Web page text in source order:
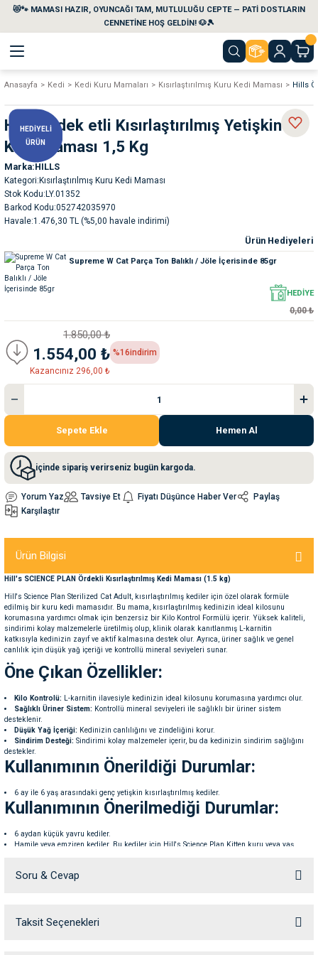
😻🐾 MAMASI HAZIR, OYUNCAĞI TAM, MUTLULUĞU CEPTE — PATİ DOSTLARIN
CENNETİNE HOŞ GELDİN! 🐶🎾
Geri Dön
Temizlik
Kapları
Geri Dön
Temizlik Ürünleri
Su Kabları
Kemikleri
Seyahat Ürünleri
Ek Besinleri
Geri Dön
Geri Dön
Geri Dön
Geri Dön
Anasayfa Kedi Kedi Kuru Mamaları Kısırlaştırılmış Kuru Kedi Maması Hills
HEDİYELİ
ÜRÜN
Hills Ördek etli Kısırlaştırılmış Yetişkin
Kedi Maması 1,5 Kg
Marka HILLS
Kategori Kısırlaştırılmış Kuru Kedi Maması
Stok Kodu LY.01352
Barkod Kodu 052742035970
Havale 1.476,30 TL (%5,00 havale indirimi)
Ürün Hediyeleri
Supreme W Cat Parça Ton Balıklı / Jöle İçerisinde 85gr
HEDİYE
0,00 ₺
1.850,00 ₺
1.554,00 ₺
Kazancınız 296,00 ₺
%16indirim
Sepete Ekle Hemen Al
içinde sipariş verirseniz bugün kargoda.
Yorum Yaz Tavsiye Et Fiyatı Düşünce Haber Ver
Paylaş
Karşılaştır
Ürün Bilgisi
Hill's SCIENCE PLAN Ördekli Kısırlaştırılmış Kedi Maması (1.5 kg)
Hill's Science Plan Sterilized Cat Adult, kısırlaştırılmış kediler için özel olarak formüle
edilmiş bir kuru kedi mamasıdır. Bu mama, kısırlaştırılmış kedinizin ideal kilosunu
korumasına yardımcı olmak için benzersiz bir Kilo Kontrol Formülü içerir. Yüksek kaliteli,
sindirimi kolay malzemelerle üretilmiş olup, klinik olarak kanıtlanmış L-karnitin
katkısıyla kedinizin zayıf ve aktif kalmasına destek olur. Ayrıca, üriner sağlık ve genel
canlılık için düşük yağ içeriği ve kontrollü mineral seviyeleri sunar.
Öne Çıkan Özellikler:
Kilo Kontrolü:
L-karnitin ilavesiyle kedinizin ideal kilosunu korumasına yardımcı olur.
Sağlıklı Üriner Sistem: Kontrollü mineral seviyeleri ile sağlıklı bir üriner sistem
desteklenir.
Düşük Yağ İçeriği: Kedinizin canlılığını ve zindeliğini korur.
Sindirim Desteği: Sindirimi kolay malzemeler içerir, bu da kedinizin sindirim sağlığını
destekler.
Kullanımının Önerildiği Durumlar:
6 ay ile 6 yaş arasındaki genç yetişkin kısırlaştırılmış kediler.
Kullanımının Önerilmediği Durumlar:
6 aydan küçük yavru kediler.
Hamile veya emziren kediler. Bu kediler için Hill's Science Plan Kitten kuru veya yaş
İçerik:
Analiz Raporu:
Soru & Cevap
Ürün hakkında henüz soru sorulmamış.
Taksit Seçenekleri